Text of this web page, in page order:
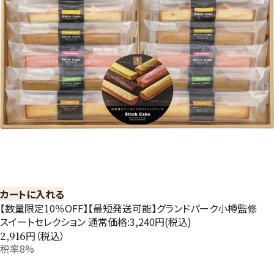
カートに入れる
【数量限定10％OFF】【最短発送可能】グランドパーク小樽監修
スイートセレクション 通常価格:3,240円(税込)
2,916円（税込）
税率8%